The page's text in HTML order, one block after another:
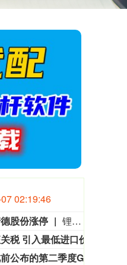
02:19:47
股份涨停
锂电池板块短线拉升，诺德股份涨停，嘉元科技、中一科技、铜冠铜箔、德福科技、科达利等纷纷走高。